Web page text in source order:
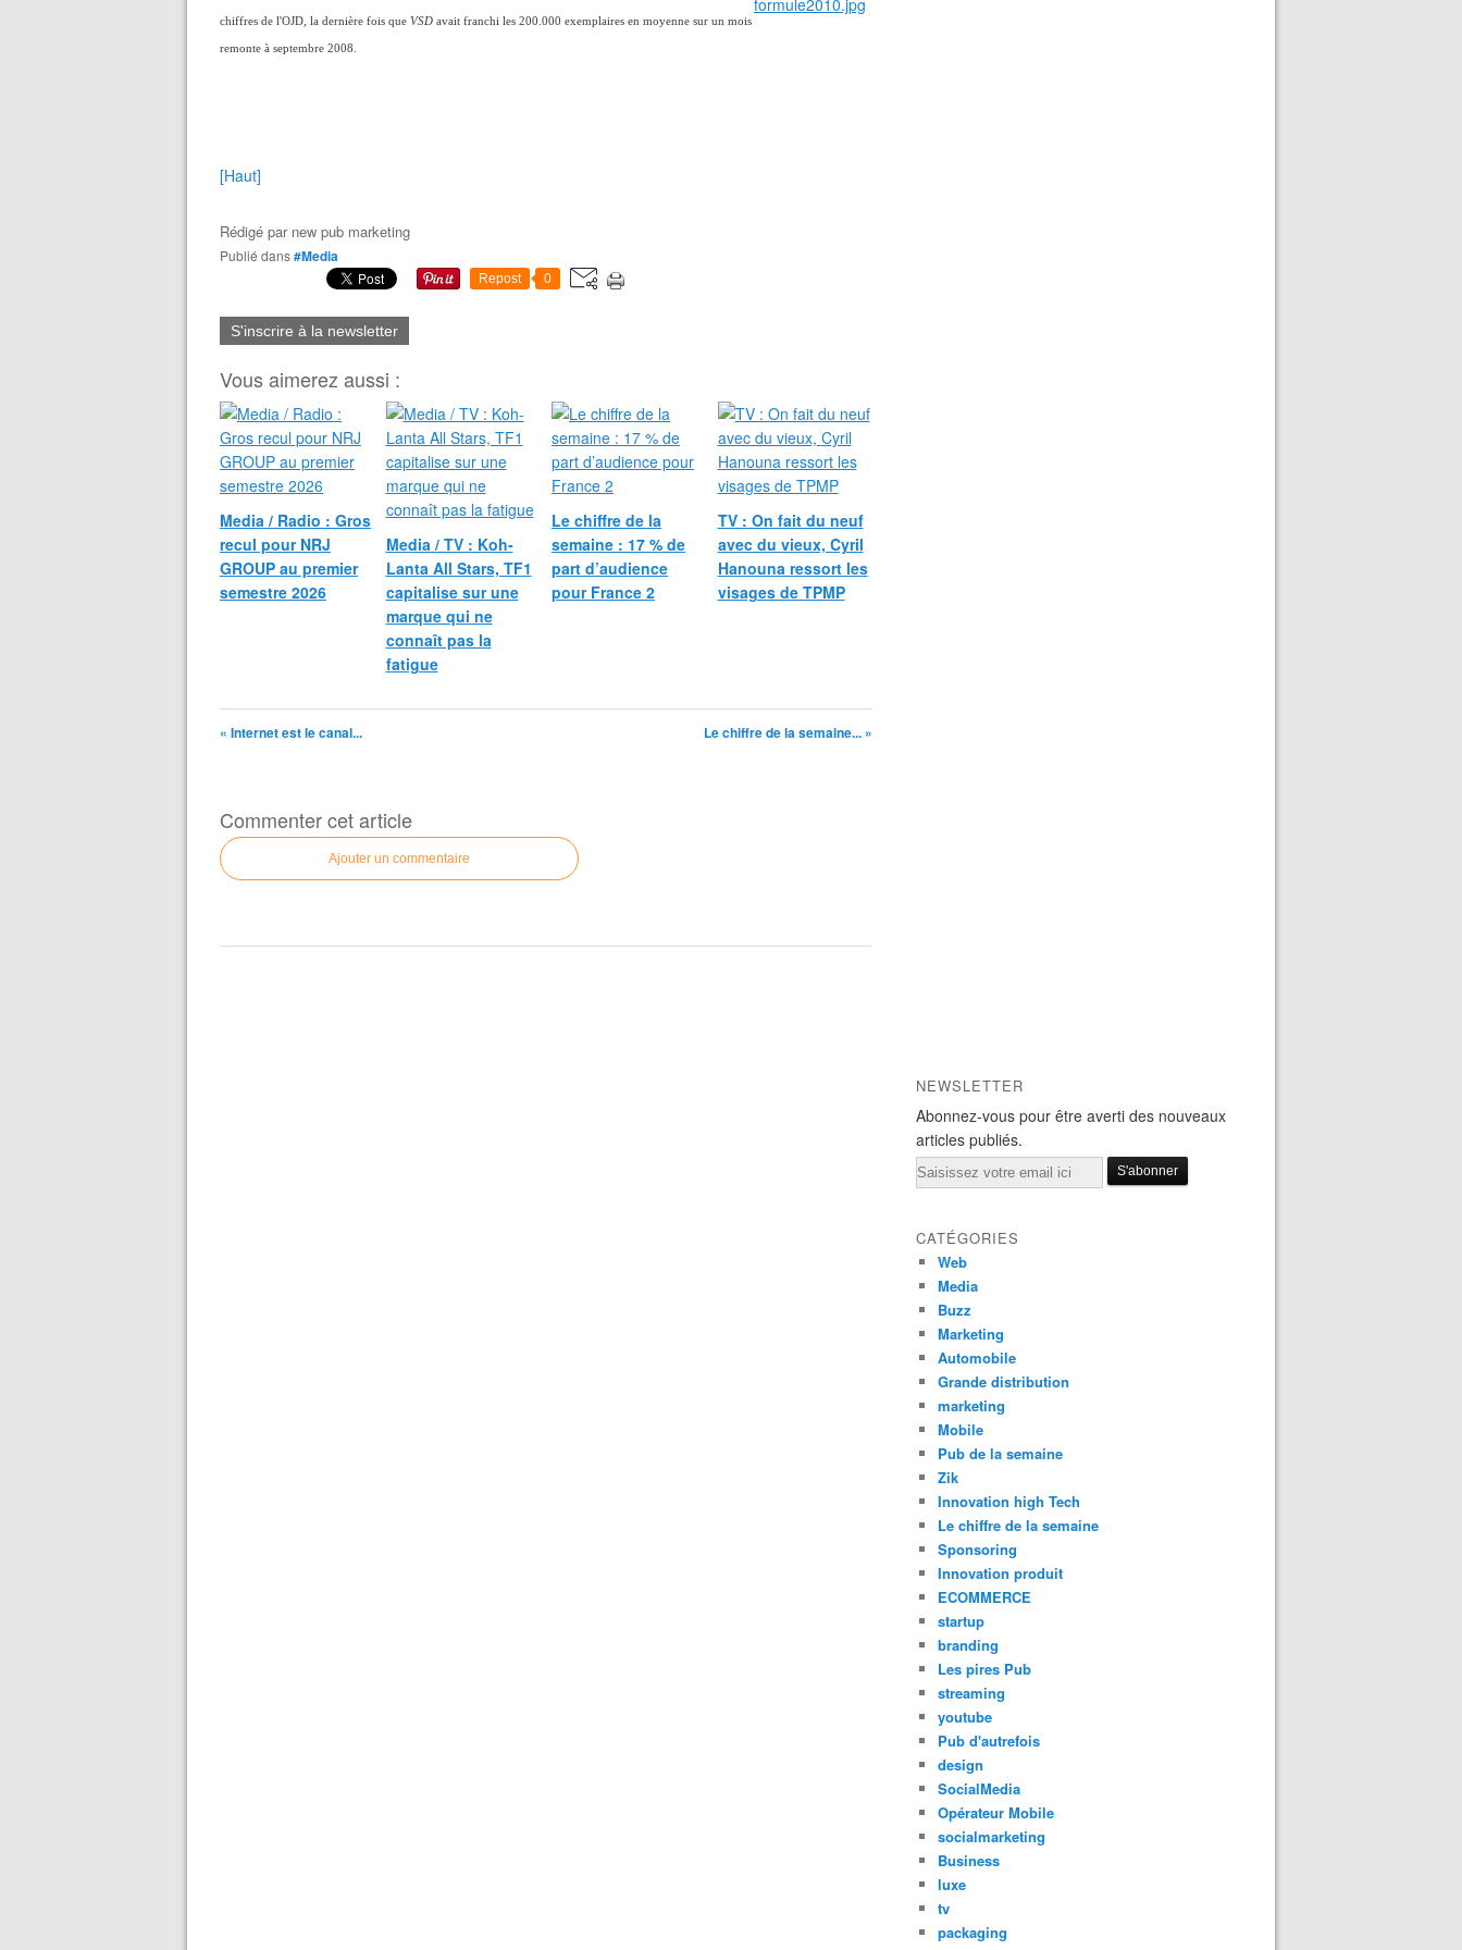
chiffres de l'OJD, la dernière fois que VSD avait franchi les 200.000 exemplaires en moyenne sur un mois
remonte à septembre 2008.
[Haut]
Rédigé par new pub marketing
Publié dans#Media
Repost 0
S'inscrire à la newsletter
Vous aimerez aussi :
Media / Radio : Gros
recul pour NRJ
GROUP au premier
semestre 2026
Media / TV : Koh-
Lanta All Stars, TF1
capitalise sur une
marque qui ne
connaît pas la
fatigue
Le chiffre de la
semaine : 17 % de
part d’audience
pour France 2
TV : On fait du neuf
avec du vieux, Cyril
Hanouna ressort les
visages de TPMP
« Internet est le canal... Le chiffre de la semaine... »
Commenter cet article
Ajouter un commentaire
NEWSLETTER
Abonnez-vous pour être averti des nouveaux
articles publiés.
Email
CATÉGORIES
Web
Media
Buzz
Marketing
Automobile
Grande distribution
marketing
Mobile
Pub de la semaine
Zik
Innovation high Tech
Le chiffre de la semaine
Sponsoring
Innovation produit
ECOMMERCE
startup
branding
Les pires Pub
streaming
youtube
Pub d'autrefois
design
SocialMedia
Opérateur Mobile
socialmarketing
Business
luxe
tv
packaging